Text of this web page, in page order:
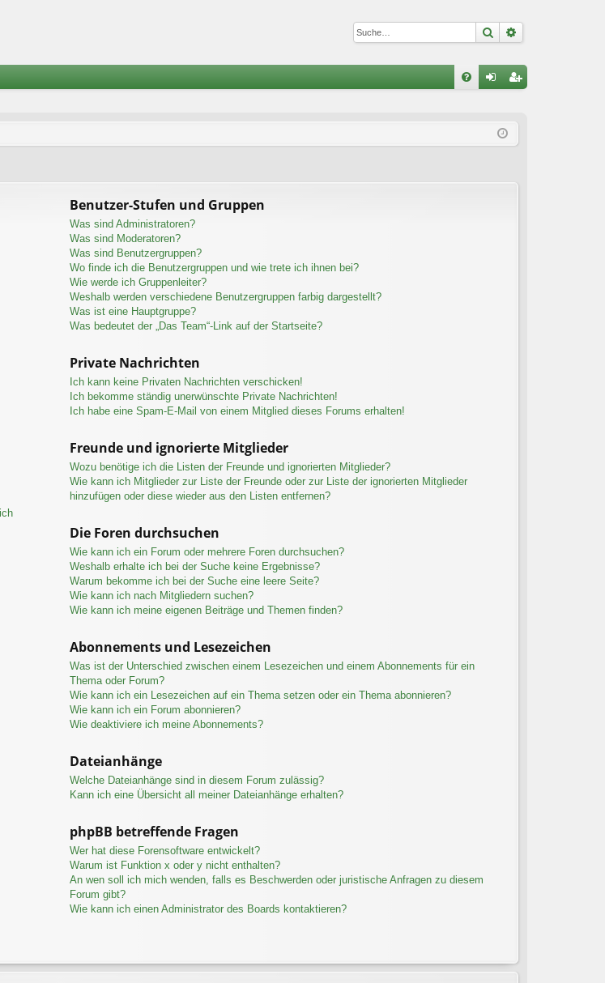
Suche
ist
Benutzer-Stufen und Gruppen
Was sind Administratoren?
Was sind Moderatoren?
Was sind Benutzergruppen?
Wo finde ich die Benutzergruppen und wie trete ich ihnen bei?
Wie werde ich Gruppenleiter?
Weshalb werden verschiedene Benutzergruppen farbig dargestellt?
Was ist eine Hauptgruppe?
Was bedeutet der „Das Team“-Link auf der Startseite?
Private Nachrichten
Ich kann keine Privaten Nachrichten verschicken!
Ich bekomme ständig unerwünschte Private Nachrichten!
Ich habe eine Spam-E-Mail von einem Mitglied dieses Forums erhalten!
Freunde und ignorierte Mitglieder
Wozu benötige ich die Listen der Freunde und ignorierten Mitglieder?
Wie kann ich Mitglieder zur Liste der Freunde oder zur Liste der ignorierten Mitglieder
hinzufügen oder diese wieder aus den Listen entfernen?
Die Foren durchsuchen
Wie kann ich ein Forum oder mehrere Foren durchsuchen?
Weshalb erhalte ich bei der Suche keine Ergebnisse?
Warum bekomme ich bei der Suche eine leere Seite?
Wie kann ich nach Mitgliedern suchen?
Wie kann ich meine eigenen Beiträge und Themen finden?
Abonnements und Lesezeichen
Was ist der Unterschied zwischen einem Lesezeichen und einem Abonnements für ein
Thema oder Forum?
Wie kann ich ein Lesezeichen auf ein Thema setzen oder ein Thema abonnieren?
Wie kann ich ein Forum abonnieren?
Wie deaktiviere ich meine Abonnements?
Dateianhänge
Welche Dateianhänge sind in diesem Forum zulässig?
Kann ich eine Übersicht all meiner Dateianhänge erhalten?
phpBB betreffende Fragen
Wer hat diese Forensoftware entwickelt?
Warum ist Funktion x oder y nicht enthalten?
An wen soll ich mich wenden, falls es Beschwerden oder juristische Anfragen zu diesem
Forum gibt?
Wie kann ich einen Administrator des Boards kontaktieren?